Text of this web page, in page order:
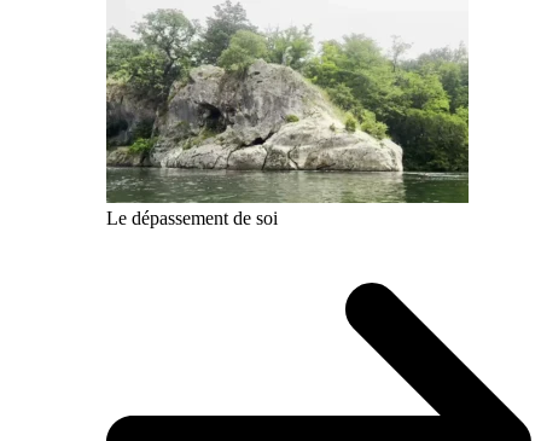
Le dépassement de soi